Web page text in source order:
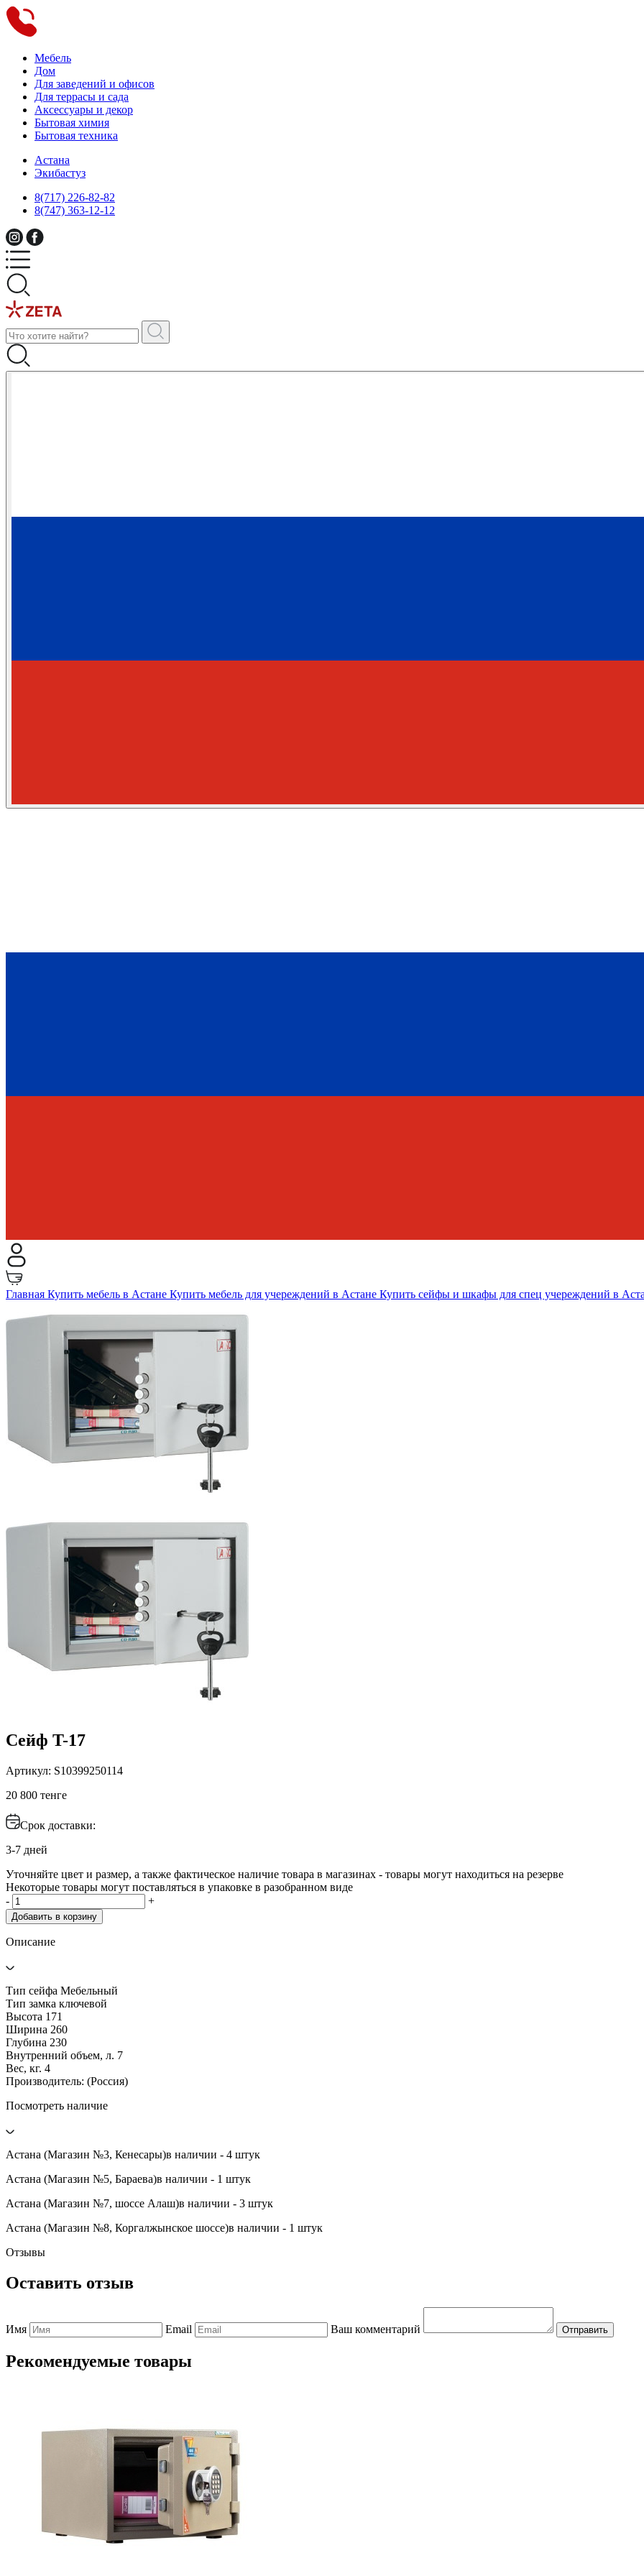
Мебель
Дом
Для заведений и офисов
Для террасы и сада
Аксессуары и декор
Бытовая химия
Бытовая техника
Астана
Экибастуз
8(717) 226-82-82
8(747) 363-12-12
Главная Купить мебель в Астане Купить мебель для учереждений в Астане Купить сейфы и шкафы для спец учереждений в
Сейф T-17
Артикул: S10399250114
20 800 тенге
Срок доставки:
3-7 дней
Уточняйте цвет и размер, а также фактическое наличие товара в магазинах - товары могут находиться на резерве
Некоторые товары могут поставляться в упаковке в разобранном виде
-
+
Добавить в корзину
Описание
Тип сейфа Мебельный
Тип замка ключевой
Высота 171
Ширина 260
Глубина 230
Внутренний объем, л. 7
Вес, кг. 4
Производитель: (Россия)
Посмотреть наличие
Астана (Магазин №3, Кенесары)в наличии - 4 штук
Астана (Магазин №5, Бараева)в наличии - 1 штук
Астана (Магазин №7, шоссе Алаш)в наличии - 3 штук
Астана (Магазин №8, Коргалжынское шоссе)в наличии - 1 штук
Отзывы
Оставить отзыв
Имя Email Ваш комментарий Отправить
Рекомендуемые товары